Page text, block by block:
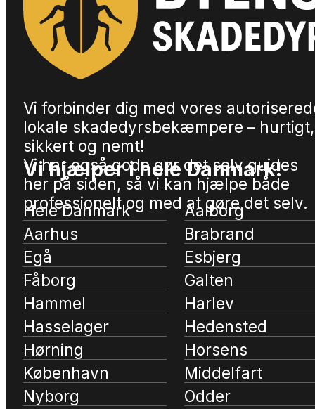
Vi forbinder dig med vores
lokale skadedyrsbekæmpere – hurtigt,
sikkert og nemt!
Vi har også gode gør det selv guides
her på siden, så vi kan hjælpe både
professionelt og med at gøre det selv.
Vi hjælper i hele Danmark!
Hele Danmark
Aalborg
Aarhus
Brabrand
Egå
Esbjerg
Fåborg
Galten
Hammel
Harlev
Hasselager
Hedensted
Hørning
Horsens
København
Middelfart
Nyborg
Odder